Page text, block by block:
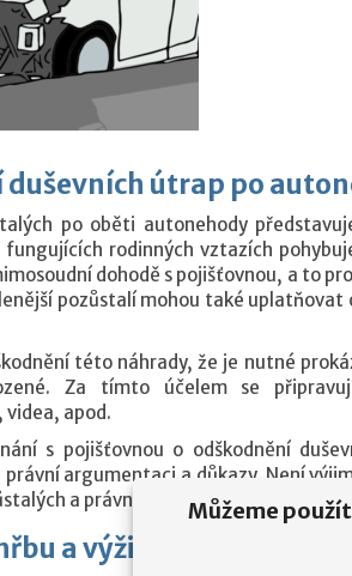
Můžeme
duševních útrap po
po oběti autonehody
rodinných vztazích
dohodě s pojišťovnou, a to
pozůstalí mohou také uplatňovat
této náhrady, že je nutné
Za tímto účelem se
apod.
s pojišťovnou o odškodnění
argumentaci a důkazy. Není
a právníky pojišťovny k dosažení
a výživa pozůstalého